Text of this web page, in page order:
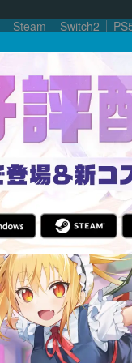
Steam Switch2